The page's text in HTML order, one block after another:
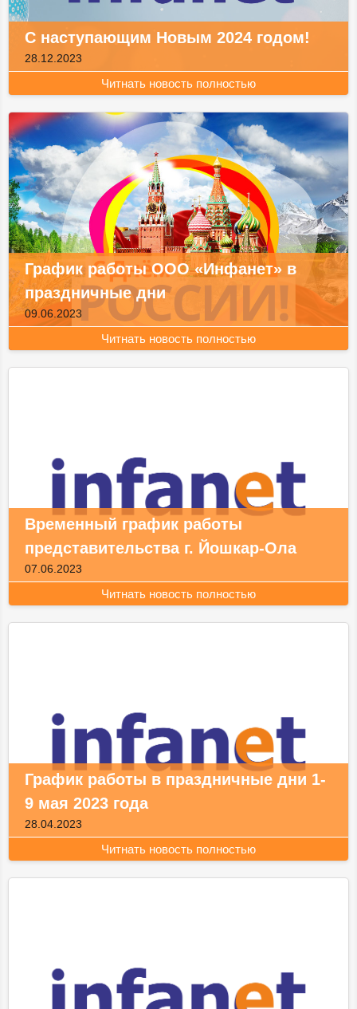
С наступающим Новым 2024 годом!
28.12.2023
Читнать новость полностью
График работы ООО «Инфанет» в
праздничные дни
09.06.2023
Читнать новость полностью
Временный график работы
представительства г. Йошкар-Ола
07.06.2023
Читнать новость полностью
График работы в праздничные дни 1-
9 мая 2023 года
28.04.2023
Читнать новость полностью